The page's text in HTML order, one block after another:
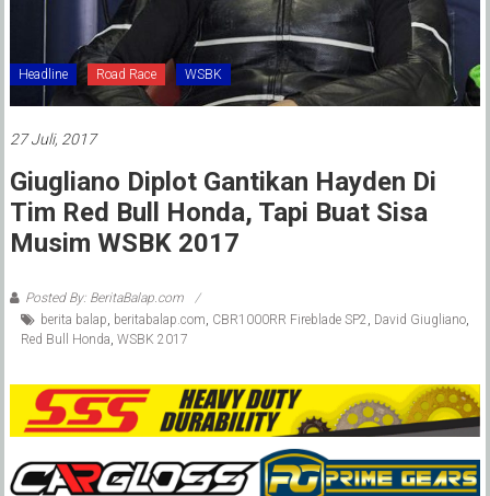
Headline Road Race WSBK
27 Juli, 2017
Giugliano Diplot Gantikan Hayden Di
Tim Red Bull Honda, Tapi Buat Sisa
Musim WSBK 2017
Posted By: BeritaBalap.com
berita balap, beritabalap.com, CBR1000RR Fireblade SP2, David Giugliano,
Red Bull Honda, WSBK 2017